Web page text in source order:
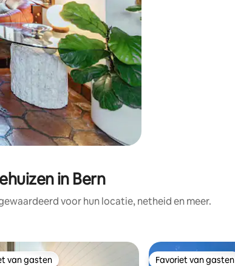
in Bern
voor hun locatie, netheid en meer.
van gasten Favoriet van gasten